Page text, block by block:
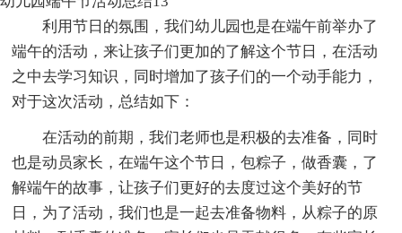
利用节日的氛围，我们幼儿园也是在端午前举办了
端午的活动，来让孩子们更加的了解这个节日，在活动
之中去学习知识，同时增加了孩子们的一个动手能力，
对于这次活动，总结如下：
在活动的前期，我们老师也是积极的去准备，同时
也是动员家长，在端午这个节日，包粽子，做香囊，了
解端午的故事，让孩子们更好的去度过这个美好的节
日，为了活动，我们也是一起去准备物料，从粽子的原